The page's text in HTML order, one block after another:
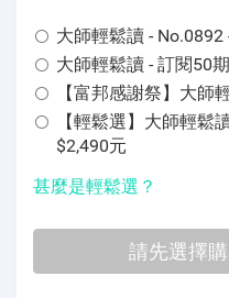
大師輕鬆讀 - No.0892
大師輕鬆讀 - 訂閱50
【富邦感謝祭】大師
【輕鬆選】大師輕鬆
$2,490元
甚麼是輕鬆選？